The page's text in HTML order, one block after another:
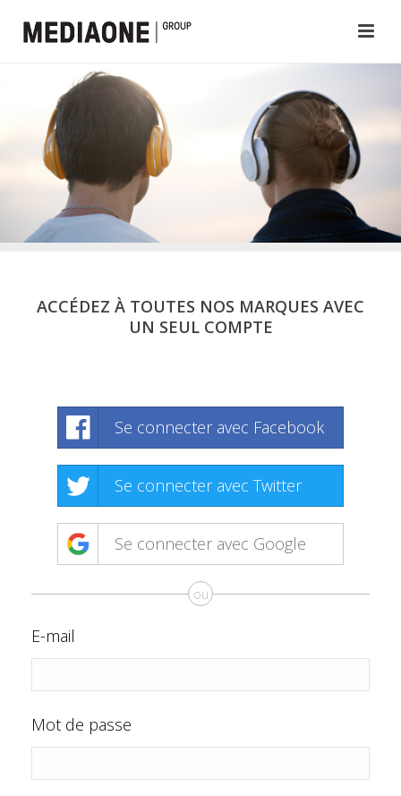
ACCÉDEZ À TOUTES NOS MARQUES AVEC
UN SEUL COMPTE
Se connecter avec Facebook
Se connecter avec Twitter
Se connecter avec Google
ou
E-mail
Mot de passe